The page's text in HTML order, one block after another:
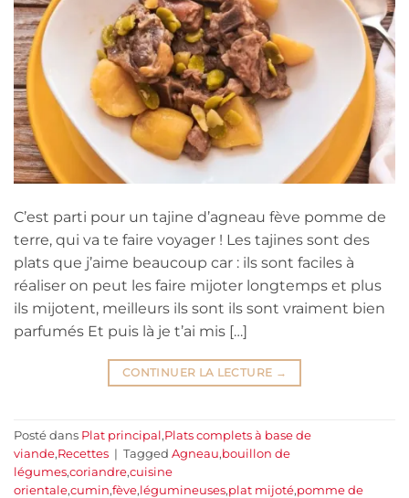
C’est parti pour un tajine d’agneau fève pomme de
terre, qui va te faire voyager ! Les tajines sont des
plats que j’aime beaucoup car : ils sont faciles à
réaliser on peut les faire mijoter longtemps et plus
ils mijotent, meilleurs ils sont ils sont vraiment bien
parfumés Et puis là je t’ai mis […]
CONTINUER LA LECTURE →
Posté dans Plat principal,Plats complets à base de
viande,Recettes | Tagged Agneau,bouillon de
légumes,coriandre,cuisine
orientale,cumin,fève,légumineuses,plat mijoté,pomme de